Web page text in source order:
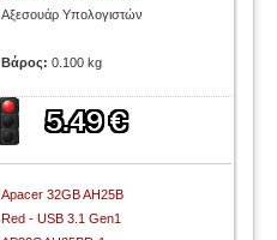
Αξεσουάρ Υπολογιστών
Βάρος:0.100 kg
Apacer 32GB AH25B
Red - USB 3.1 Gen1